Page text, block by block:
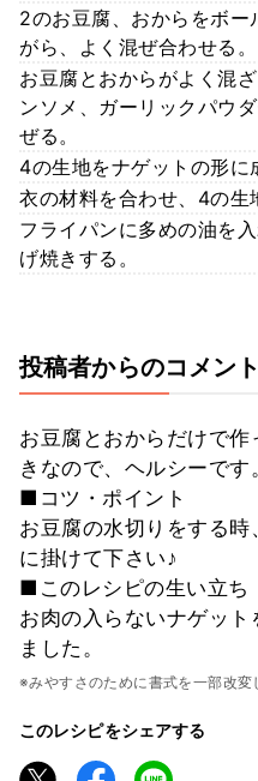
2のお豆腐、おからをボー
がら、よく混ぜ合わせる。
お豆腐とおからがよく混
ンソメ、ガーリックパウ
ぜる。
4の生地をナゲットの形に
衣の材料を合わせ、4の生
フライパンに多めの油を
げ焼きする。
投稿者からのコメント
お豆腐とおからだけで
きなので、ヘルシーです
■コツ・ポイント
お豆腐の水切りをする
に掛けて下さい♪
■このレシピの生い立ち
お肉の入らないナゲット
ました。
※みやすさのために書式を一部改変
このレシピをシェアする